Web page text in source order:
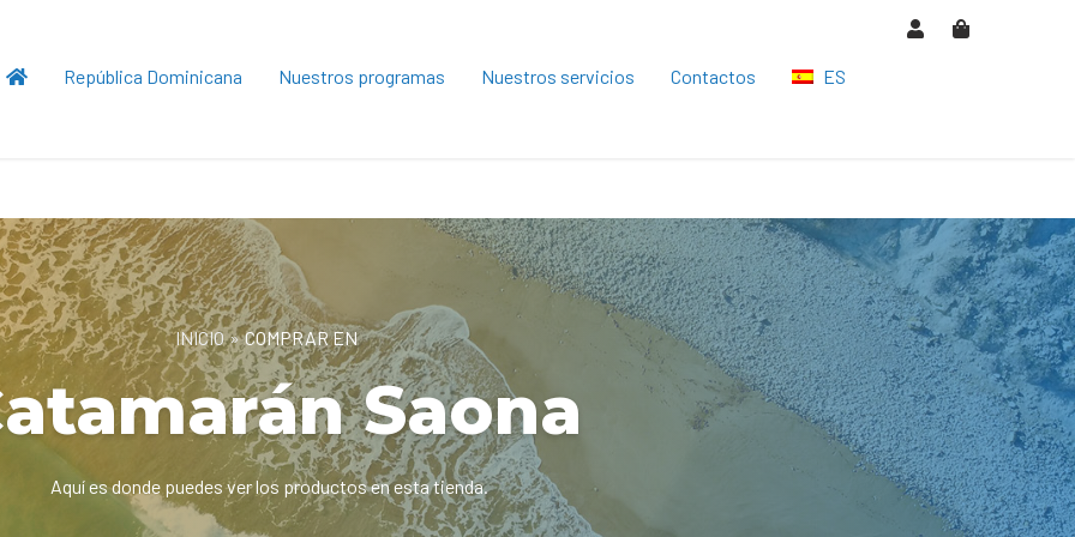
República Dominicana Nuestros programas Nuestros servicios Contactos ES
EN
DE
CS
RO
INICIO » COMPRAR EN
Saona
Aquí es donde puedes ver los productos en esta tienda.